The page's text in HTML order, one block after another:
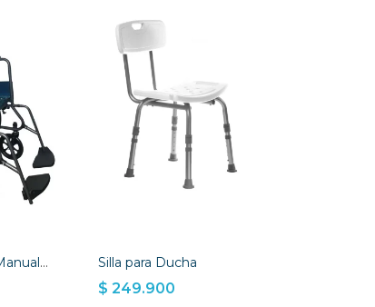
Silla De Ruedas Manual Estándar Silla para Ducha
$ 249.900